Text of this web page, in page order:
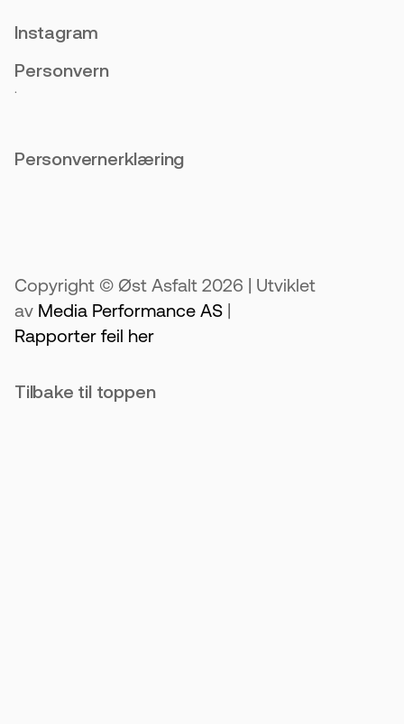
Instagram
Personvern
.
Personvernerklæring
Copyright © Øst Asfalt 2026 | Utviklet
av Media Performance AS |
Rapporter feil her
Tilbake til toppen